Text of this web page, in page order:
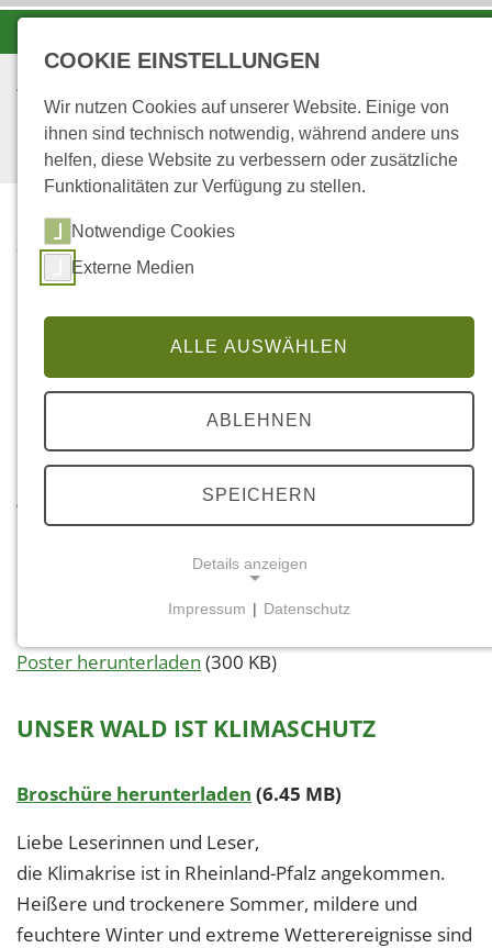
STARTSEITE
...
PUBLIKATIONEN ZUM
Publikationen zum
Klimaschutz
Themenauswahl
10 Mythen der Windenergie
Poster herunterladen (300 KB)
UNSER WALD IST KLIMASCHUTZ
Broschüre herunterladen (6.45 MB)
Liebe Leserinnen und Leser,
die Klimakrise ist in Rheinland-Pfalz angekommen.
Heißere und trockenere Sommer, mildere und
feuchtere Winter und extreme Wetterereignisse sind
COOKIE EINSTELLUNGEN
Wir nutzen Cookies auf unserer Website. Einige von
ihnen sind technisch notwendig, während andere uns
helfen, diese Website zu verbessern oder zusätzliche
Funktionalitäten zur Verfügung zu stellen.
Notwendige Cookies
Externe Medien
ALLE AUSWÄHLEN
ABLEHNEN
SPEICHERN
Details anzeigen
Notwendige Cookies ermöglichen grundlegende
cookie_consent
Zweck:
Dieser Cookie speichert die ausgewählten
Impressum | Datenschutz